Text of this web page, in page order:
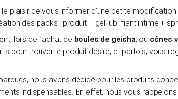
le plaisir de vous informer d’une petite
des packs : produit + gel lubrifiant intime +
lors de l’achat de boules de geisha, ou cônes
pour trouver le produit désiré, et parfois, vous
nous avons décidé pour les produits
indispensables. En effet, nous vous rappelons